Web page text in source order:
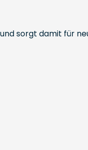
sorgt damit für